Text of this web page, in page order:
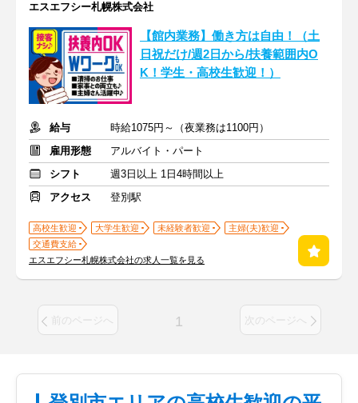
エスエフシー札幌株式会社
【館内業務】働き方は自由！（土
日祝だけ/週2日から/扶養範囲内O
K！学生・高校生歓迎！）
給与
時給1075円～（夜業務は1100円）
雇用形態
アルバイト・パート
シフト
週3日以上 1日4時間以上
アクセス
登別駅
高校生歓迎 大学生歓迎 未経験者歓迎
主婦(夫)歓迎
交通費支給
エスエフシー札幌株式会社の求人一覧を見る
前のページへ 1 次のページへ